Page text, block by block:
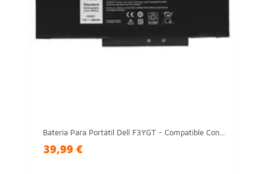
Batería Para Portátil Dell F3YGT - Compatible Con...
39,99 €